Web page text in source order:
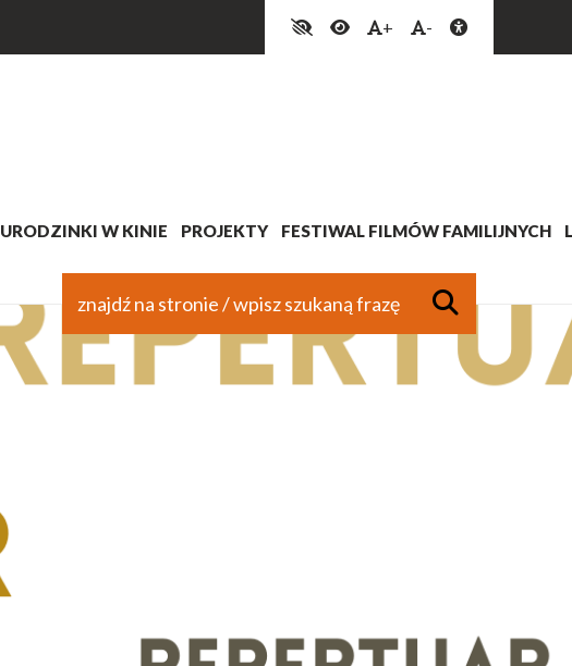
+ -
URODZINKI W KINIE PROJEKTY FESTIWAL FILMÓW FAMILIJNYCH